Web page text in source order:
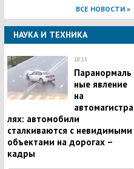
ВСЕ НОВОСТИ »
НАУКА И ТЕХНИКА
18:15
Паранормаль
ные явление
на
автомагистра
лях: автомобили
сталкиваются с невидимыми
объектами на дорогах –
кадры